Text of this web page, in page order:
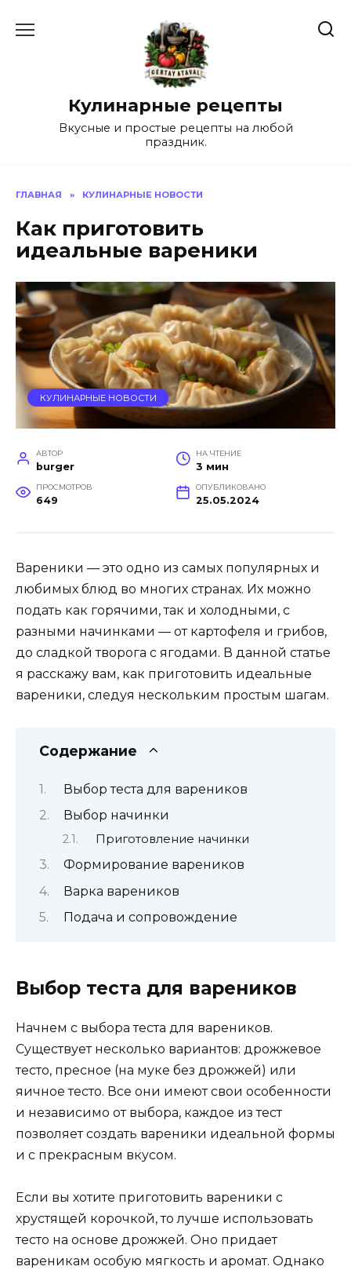
Кулинарные рецепты
Вкусные и простые рецепты на любой
праздник.
ГЛАВНАЯ » КУЛИНАРНЫЕ НОВОСТИ
Как приготовить
идеальные вареники
КУЛИНАРНЫЕ НОВОСТИ
АВТОР
burger
НА ЧТЕНИЕ
3 мин
ПРОСМОТРОВ
649
ОПУБЛИКОВАНО
25.05.2024
Вареники — это одно из самых популярных и
любимых блюд во многих странах. Их можно
подать как горячими, так и холодными, с
разными начинками — от картофеля и грибов,
до сладкой творога с ягодами. В данной статье
я расскажу вам, как приготовить идеальные
вареники, следуя нескольким простым шагам.
Содержание
Выбор теста для вареников
Выбор начинки
Приготовление начинки
Формирование вареников
Варка вареников
Подача и сопровождение
Выбор теста для вареников
Начнем с выбора теста для вареников.
Существует несколько вариантов: дрожжевое
тесто, пресное (на муке без дрожжей) или
яичное тесто. Все они имеют свои особенности
и независимо от выбора, каждое из тест
позволяет создать вареники идеальной формы
и с прекрасным вкусом.
Если вы хотите приготовить вареники с
хрустящей корочкой, то лучше использовать
тесто на основе дрожжей. Оно придает
вареникам особую мягкость и аромат. Однако